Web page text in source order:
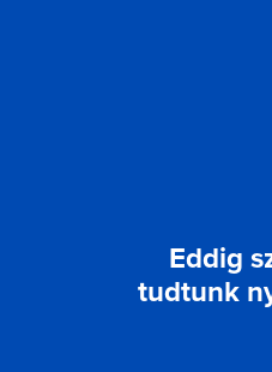
Eddig
tudtunk